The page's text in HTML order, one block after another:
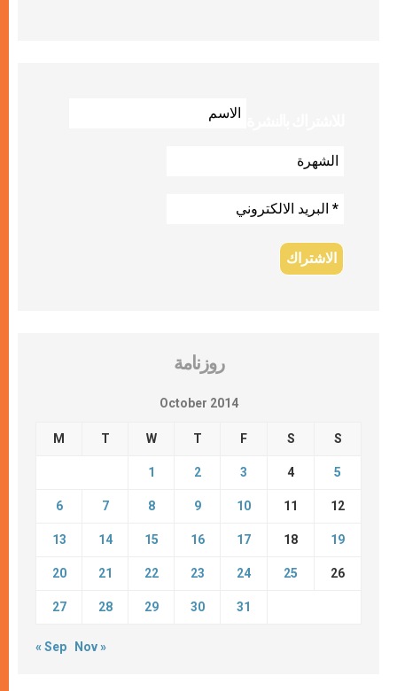
روزنامة
October 2014
M T W T F S S
1 2 3 4 5
6 7 8 9 10 11 12
13 14 15 16 17 18 19
20 21 22 23 24 25 26
27 28 29 30 31
« Sep Nov »